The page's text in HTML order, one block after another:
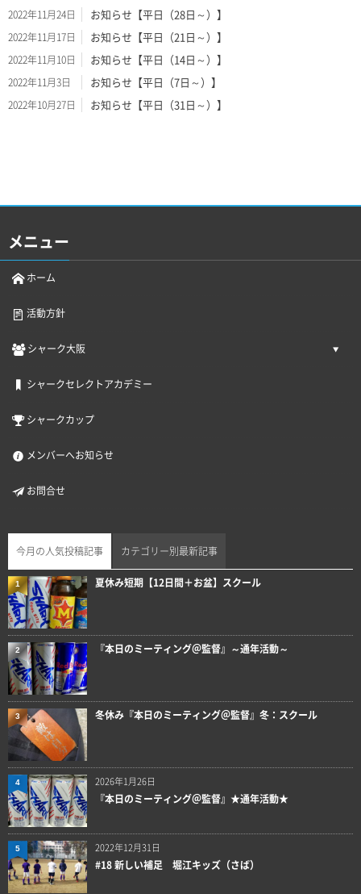
2022年11月24日 お知らせ【平日（28日～）】
2022年11月17日 お知らせ【平日（21日～）】
2022年11月10日 お知らせ【平日（14日～）】
2022年11月3日 お知らせ【平日（7日～）】
2022年10月27日 お知らせ【平日（31日～）】
メニュー
ホーム
活動方針
シャーク大阪
シャークセレクトアカデミー
シャークカップ
メンバーへお知らせ
お問合せ
今月の人気投稿記事 カテゴリー別最新記事
夏休み短期【12日間＋お盆】スクール
1
『本日のミーティング＠監督』～通年活動～
2
冬休み『本日のミーティング＠監督』冬：スクール
3
2026年1月26日
『本日のミーティング＠監督』★通年活動★
4
2022年12月31日
#18 新しい補足 堀江キッズ（さば）
5